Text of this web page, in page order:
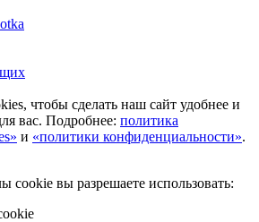
чтобы сделать наш сайт удобнее и
вас. Подробнее: политика
и «политики конфиденциальности».
cookie вы разрешаете использовать: